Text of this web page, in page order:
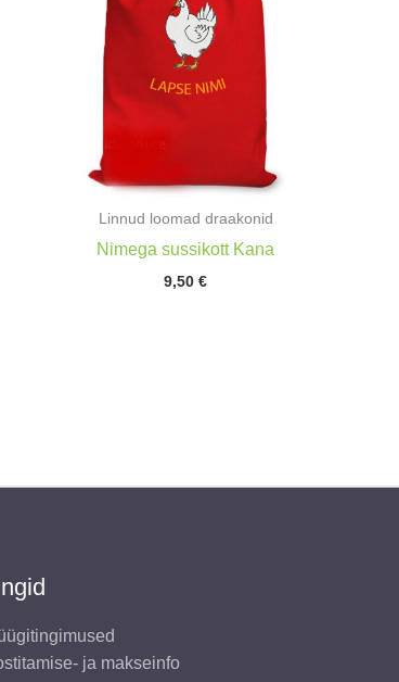
Linnud loomad draakonid
Nimega sussikott Kana
9,50€
ja makseinfo